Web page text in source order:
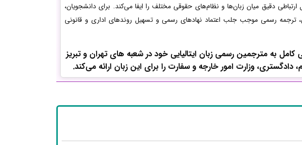
ارتباطی دقیق میان زبان‌ها و نظام‌های حقوقی مختلف را ایفا می‌کند. برای دانشجویان،
ترجمه رسمی موجب جلب اعتماد نهادهای رسمی و تسهیل روندهای اداری و قانونی
به مترجمین رسمی زبان ایتالیایی خود در شعبه های تهران و تبریز
وزارت امور خارجه و سفارت را برای این زبان ارائه می‌کند.